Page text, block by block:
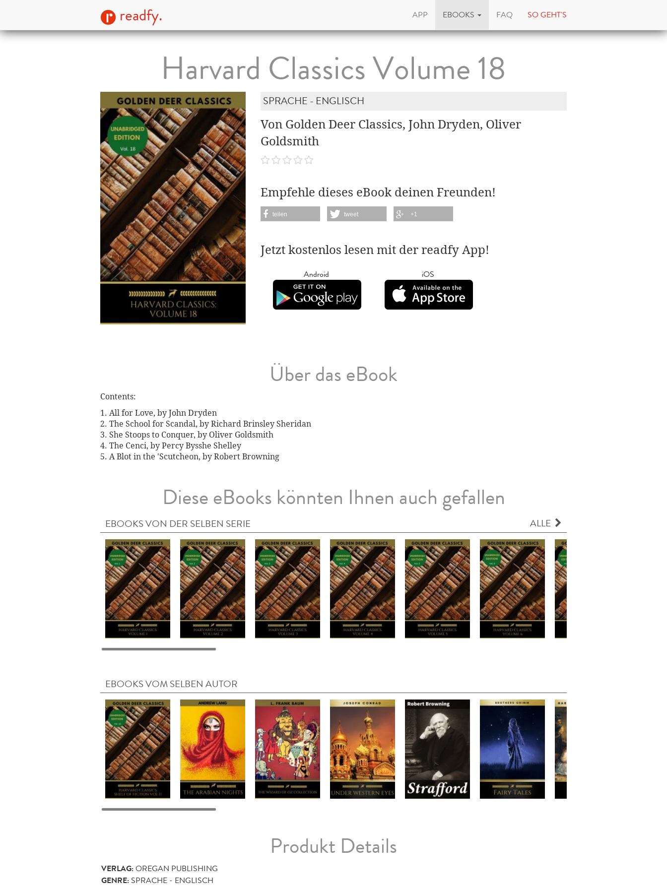
readfy. APP EBOOKS FAQ SO GEHT'S
Harvard Classics Volume 18
SPRACHE - ENGLISCH
Von Golden Deer Classics, John Dryden, Oliver
Goldsmith
Empfehle dieses eBook deinen Freunden!
teilen tweet +1
Jetzt kostenlos lesen mit der readfy App!
Android iOS
Über das eBook
Contents:
1. All for Love, by John Dryden
2. The School for Scandal, by Richard Brinsley Sheridan
3. She Stoops to Conquer, by Oliver Goldsmith
4. The Cenci, by Percy Bysshe Shelley
5. A Blot in the 'Scutcheon, by Robert Browning
Diese eBooks könnten Ihnen auch gefallen
EBOOKS VON DER SELBEN SERIE ALLE
EBOOKS VOM SELBEN AUTOR
Produkt Details
VERLAG:OREGAN PUBLISHING
GENRE: SPRACHE - ENGLISCH